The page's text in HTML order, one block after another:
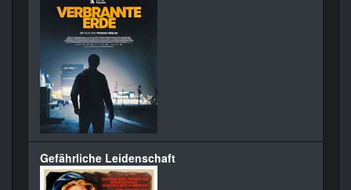
Gefährliche Leidenschaft